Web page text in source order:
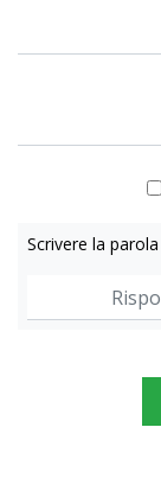
Scrivere la